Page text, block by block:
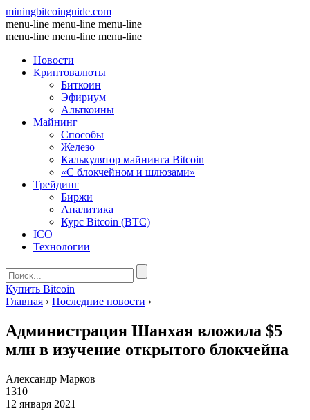
miningbitcoinguide.com
menu-line menu-line menu-line
menu-line menu-line menu-line
Новости
Криптовалюты
Биткоин
Эфириум
Альткоины
Майнинг
Способы
Железо
Калькулятор майнинга Bitcoin
«С блокчейном и шлюзами»
Трейдинг
Биржи
Аналитика
Курс Bitcoin (BTC)
ICO
Технологии
Купить Bitcoin
Главная › Последние новости ›
Администрация Шанхая вложила $5
млн в изучение открытого блокчейна
Александр Марков
1310
12 января 2021